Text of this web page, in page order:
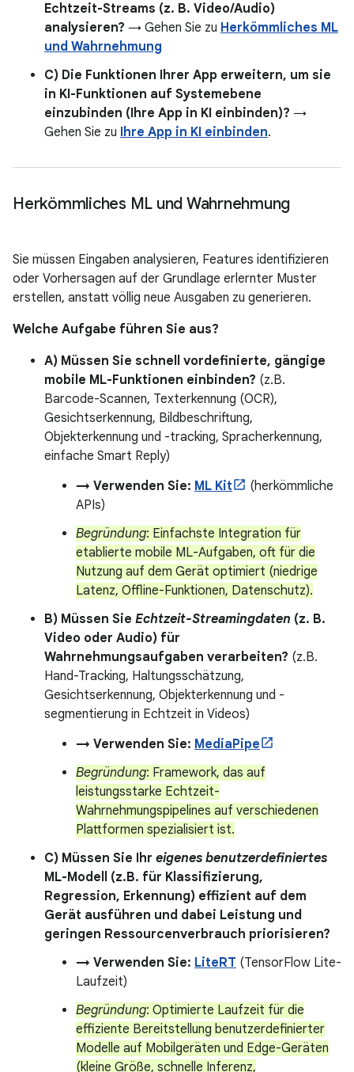
Echtzeit-Streams (z. B. Video/Audio)
analysieren? → Gehen Sie zu Herkömmliches ML
und Wahrnehmung
C) Die Funktionen Ihrer App erweitern, um sie
in KI-Funktionen auf Systemebene
einzubinden (Ihre App in KI einbinden)? →
Gehen Sie zu Ihre App in KI einbinden.
Herkömmliches ML und Wahrnehmung
Sie müssen Eingaben analysieren, Features identifizieren
oder Vorhersagen auf der Grundlage erlernter Muster
erstellen, anstatt völlig neue Ausgaben zu generieren.
Welche Aufgabe führen Sie aus?
A) Müssen Sie schnell vordefinierte, gängige
mobile ML-Funktionen einbinden? (z.B.
Barcode-Scannen, Texterkennung (OCR),
Gesichtserkennung, Bildbeschriftung,
Objekterkennung und -tracking, Spracherkennung,
einfache Smart Reply)
→ Verwenden Sie: ML Kit
(herkömmliche
APIs)
Begründung: Einfachste Integration für
etablierte mobile ML-Aufgaben, oft für die
Nutzung auf dem Gerät optimiert (niedrige
Latenz, Offline-Funktionen, Datenschutz).
B) Müssen Sie Echtzeit-Streamingdaten (z. B.
Video oder Audio) für
Wahrnehmungsaufgaben verarbeiten? (z.B.
Hand-Tracking, Haltungsschätzung,
Gesichtserkennung, Objekterkennung und -
segmentierung in Echtzeit in Videos)
→ Verwenden Sie: MediaPipe
Begründung: Framework, das auf
leistungsstarke Echtzeit-
Wahrnehmungspipelines auf verschiedenen
Plattformen spezialisiert ist.
C) Müssen Sie Ihr eigenes benutzerdefiniertes
ML-Modell (z.B. für Klassifizierung,
Regression, Erkennung) effizient auf dem
Gerät ausführen und dabei Leistung und
geringen Ressourcenverbrauch priorisieren?
→ Verwenden Sie: LiteRT (TensorFlow Lite-
Laufzeit)
Begründung: Optimierte Laufzeit für die
effiziente Bereitstellung benutzerdefinierter
Modelle auf Mobilgeräten und Edge-Geräten
(kleine Größe, schnelle Inferenz,